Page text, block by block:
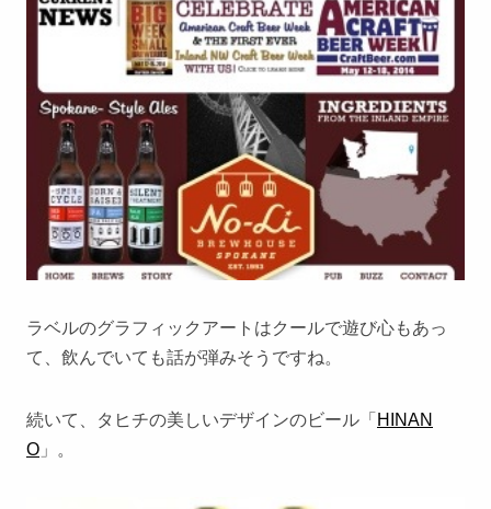
ラベルのグラフィックアートはクールで遊び心もあっ
て、飲んでいても話が弾みそうですね。
続いて、タヒチの美しいデザインのビール「 HINAN
O 」。